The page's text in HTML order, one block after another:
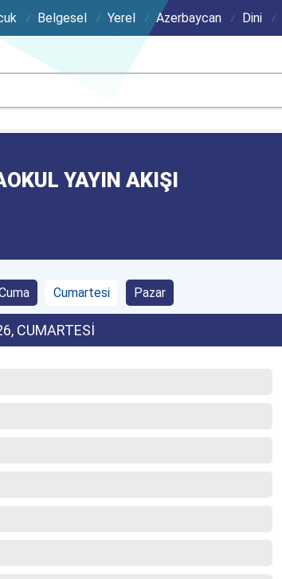
Belgesel Yerel Azerbaycan Dini
YAYIN AKIŞI
Cumartesi Pazar
, CUMARTESI